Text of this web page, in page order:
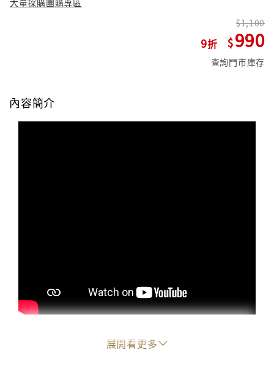
大量採購團購專區
9
1,100
990
查詢門市庫存
內容簡介
給反抗女孩的晚安故事集展開看更多